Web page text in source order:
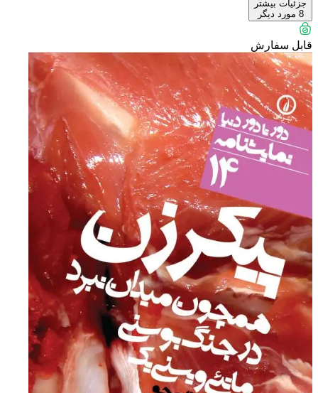
جزئیات بیشتر
8 مورد دیگر
قابل سفارش